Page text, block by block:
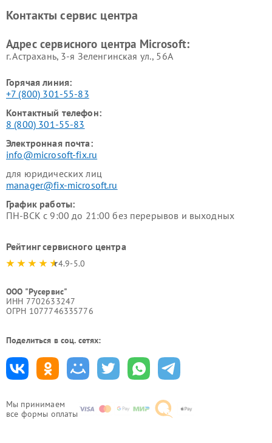
Мы принимаем
все формы оплаты
Контакты сервис центра
Адрес сервисного центра Microsoft:
г. Астрахань, 3-я Зеленгинская ул., 56А
Горячая линия:
+7 (800) 301-55-83
Контактный телефон:
8 (800) 301-55-83
Электронная почта:
info@microsoft-fix.ru
для юридических лиц
manager@fix-microsoft.ru
График работы:
ПН-ВСК с 9:00 до 21:00 без перерывов и выходных
Рейтинг сервисного центра
4.9-5.0
ООО "Русервис"
ИНН 7702633247
ОГРН 1077746335776
Поделиться в соц. сетях: